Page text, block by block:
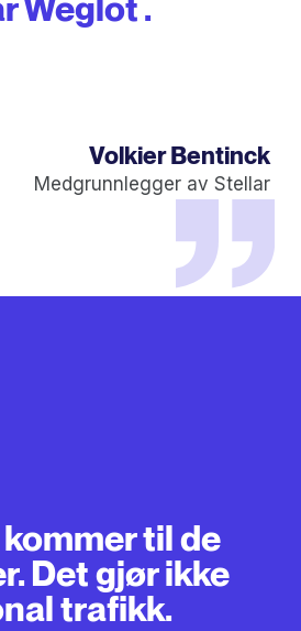
Volkier Bentinck
Medgrunnlegger av Stellar
til de
Det gjør ikke
trafikk.